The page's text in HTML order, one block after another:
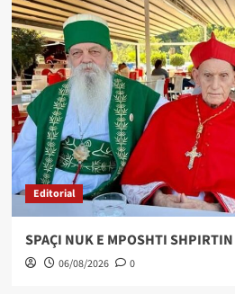
Editorial
SPAÇI NUK E MPOSHTI SHPIRTIN
06/08/2026 0